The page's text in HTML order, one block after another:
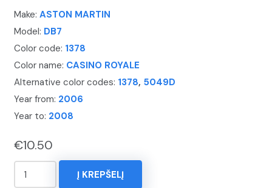
Make: ASTON MARTIN
Model: DB7
Color code: 1378
Color name: CASINO ROYALE
Alternative color codes: 1378, 5049D
Year from: 2006
Year to: 2008
€10.50
produkto
Į KREPŠELĮ